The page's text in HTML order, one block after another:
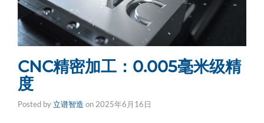
CNC精密加工：0.005毫米级精
度
Posted by 立谱智造 on 2025年6月16日